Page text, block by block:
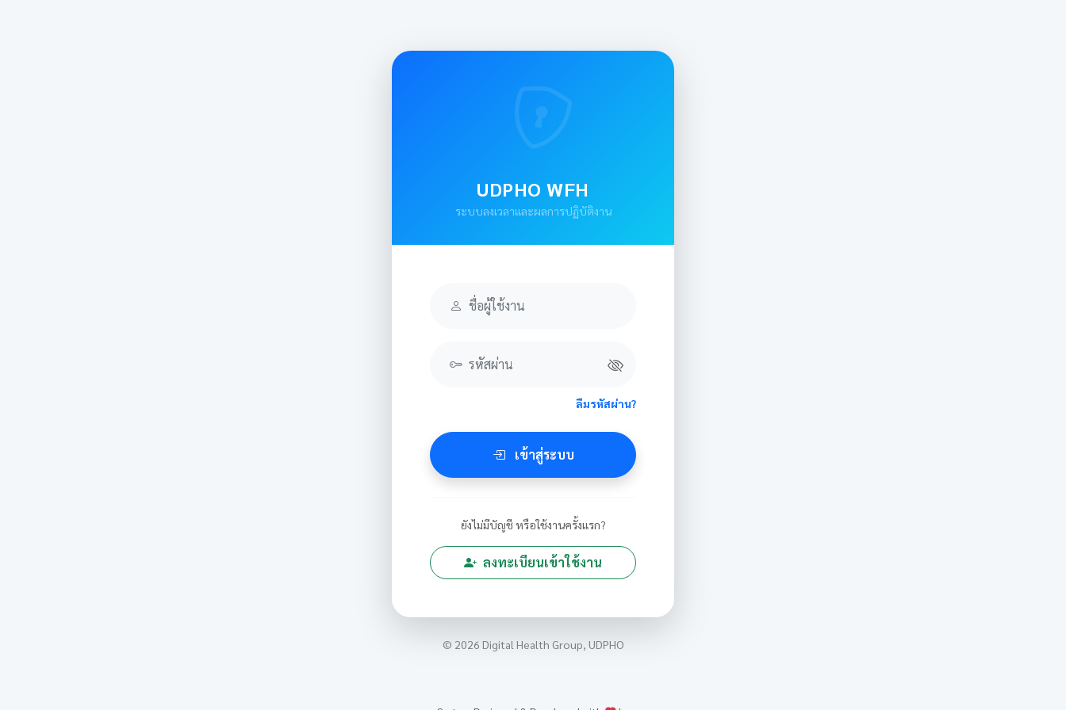
UDPHO WFH
ระบบลงเวลาและผลการปฏิบัติงาน
ชื่อผู้ใช้งาน
รหัสผ่าน
ลืมรหัสผ่าน?
เข้าสู่ระบบ
ยังไม่มีบัญชี หรือใช้งานครั้งแรก?
ลงทะเบียนเข้าใช้งาน
© 2026 Digital Health Group, UDPHO